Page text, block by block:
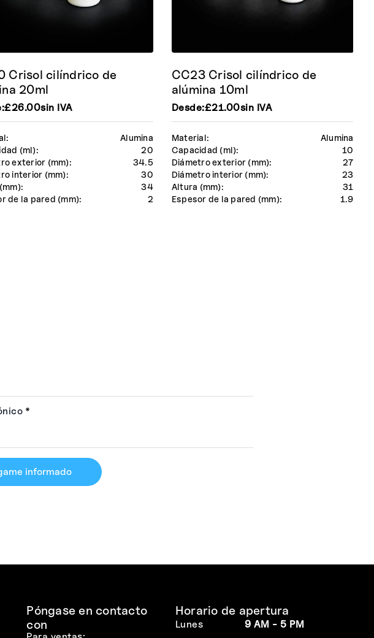
Alumina
(ml):
20
exterior (mm):
34.5
interior (mm):
30
34
de la pared (mm):
2
Crisol cilíndrico de
20ml
£26.00sin IVA
Material:
Alumina
Capacidad (ml):
10
Diámetro exterior (mm):
27
Diámetro interior (mm):
23
Altura (mm):
31
Espesor de la pared (mm):
1.9
CC23 Crisol cilíndrico de
alúmina 10ml
Desde:£21.00sin IVA
*
informado
Póngase en contacto
con
Horario de apertura
Lunes 9 AM - 5 PM